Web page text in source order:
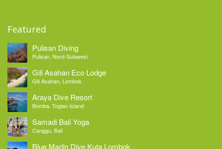
Featured
Pulisan Diving
Pulisan, Nord-Sulawesi
Gili Asahan Eco Lodge
Gili Asahan, Lombok
Araya Dive Resort
Bomba, Togian Island
Samadi Bali Yoga
Canggu, Bali
Blue Marlin Dive Kuta Lombok